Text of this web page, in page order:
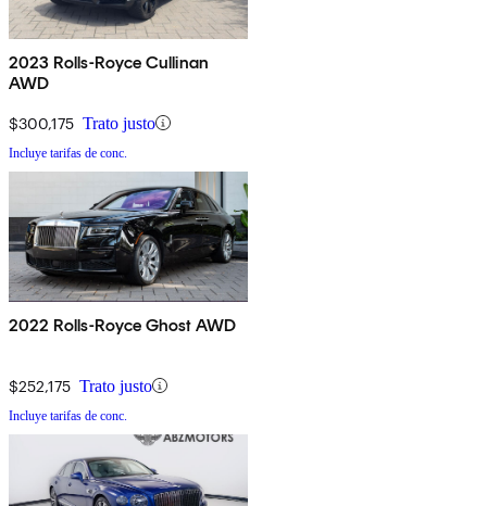
2023 Rolls-Royce Cullinan
AWD
$300,175 Trato justo
Incluye tarifas de conc.
2022 Rolls-Royce Ghost AWD
$252,175 Trato justo
Incluye tarifas de conc.